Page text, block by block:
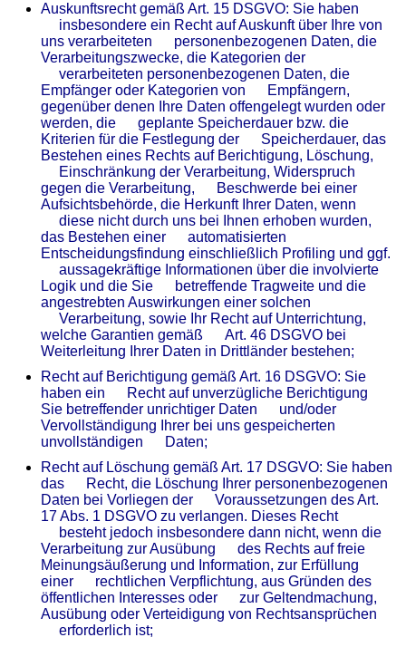
Auskunftsrecht gemäß Art. 15 DSGVO: Sie haben
insbesondere ein Recht auf Auskunft über Ihre von
uns verarbeiteten personenbezogenen Daten, die
Verarbeitungszwecke, die Kategorien der
verarbeiteten personenbezogenen Daten, die
Empfänger oder Kategorien von Empfängern,
gegenüber denen Ihre Daten offengelegt wurden oder
werden, die geplante Speicherdauer bzw. die
Kriterien für die Festlegung der Speicherdauer, das
Bestehen eines Rechts auf Berichtigung, Löschung,
Einschränkung der Verarbeitung, Widerspruch
gegen die Verarbeitung, Beschwerde bei einer
Aufsichtsbehörde, die Herkunft Ihrer Daten, wenn
diese nicht durch uns bei Ihnen erhoben wurden,
das Bestehen einer automatisierten
Entscheidungsfindung einschließlich Profiling und ggf.
aussagekräftige Informationen über die involvierte
Logik und die Sie betreffende Tragweite und die
angestrebten Auswirkungen einer solchen
Verarbeitung, sowie Ihr Recht auf Unterrichtung,
welche Garantien gemäß Art. 46 DSGVO bei
Weiterleitung Ihrer Daten in Drittländer bestehen;
Recht auf Berichtigung gemäß Art. 16 DSGVO: Sie
haben ein Recht auf unverzügliche Berichtigung
Sie betreffender unrichtiger Daten und/oder
Vervollständigung Ihrer bei uns gespeicherten
unvollständigen Daten;
Recht auf Löschung gemäß Art. 17 DSGVO: Sie haben
das Recht, die Löschung Ihrer personenbezogenen
Daten bei Vorliegen der Voraussetzungen des Art.
17 Abs. 1 DSGVO zu verlangen. Dieses Recht
besteht jedoch insbesondere dann nicht, wenn die
Verarbeitung zur Ausübung des Rechts auf freie
Meinungsäußerung und Information, zur Erfüllung
einer rechtlichen Verpflichtung, aus Gründen des
öffentlichen Interesses oder zur Geltendmachung,
Ausübung oder Verteidigung von Rechtsansprüchen
erforderlich ist;